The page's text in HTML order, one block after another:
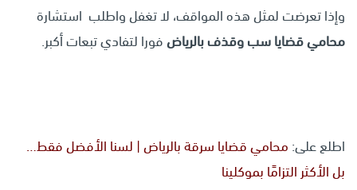
وإذا تعرضت لمثل هذه المواقف، لا تغفل واطلب استشارة
محامي قضايا سب وقذف بالرياضفورا لتفادي تبعات أكبر.
اطلع على: محامي قضايا سرقة بالرياض | لسنا الأفضل فقط…
بل الأكثر التزامًا بموكلينا